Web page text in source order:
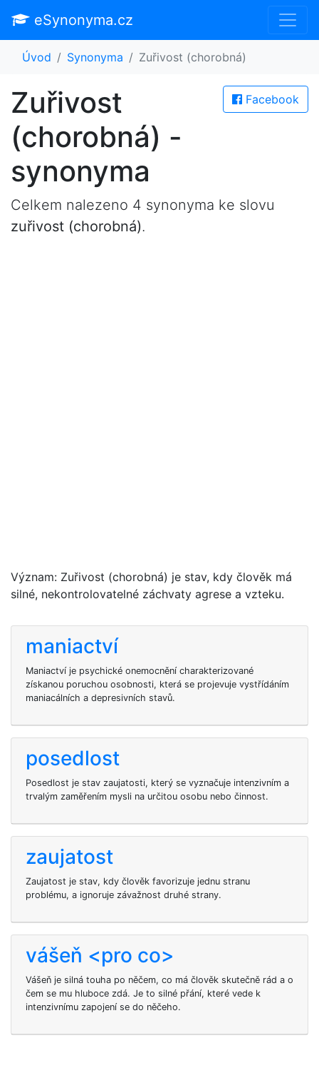
eSynonyma.cz
Úvod Synonyma Zuřivost (chorobná)
Facebook
Zuřivost
(chorobná) -
synonyma
Celkem nalezeno 4 synonyma ke slovu
zuřivost (chorobná).
Význam: Zuřivost (chorobná) je stav, kdy člověk má
silné, nekontrolovatelné záchvaty agrese a vzteku.
maniactví
Maniactví je psychické onemocnění charakterizované
získanou poruchou osobnosti, která se projevuje vystřídáním
maniacálních a depresivních stavů.
posedlost
Posedlost je stav zaujatosti, který se vyznačuje intenzivním a
trvalým zaměřením mysli na určitou osobu nebo činnost.
zaujatost
Zaujatost je stav, kdy člověk favorizuje jednu stranu
problému, a ignoruje závažnost druhé strany.
vášeň <pro co>
Vášeň je silná touha po něčem, co má člověk skutečně rád a o
čem se mu hluboce zdá. Je to silné přání, které vede k
intenzivnímu zapojení se do něčeho.